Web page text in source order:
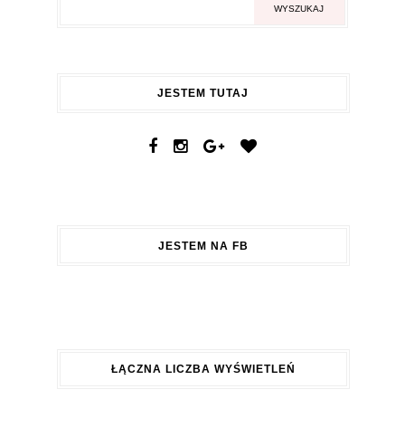
JESTEM TUTAJ
JESTEM NA FB
ŁĄCZNA LICZBA WYŚWIETLEŃ